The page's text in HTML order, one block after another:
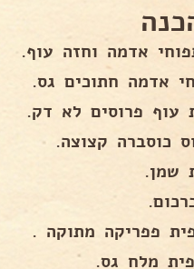
אדמה וחזה עוף.